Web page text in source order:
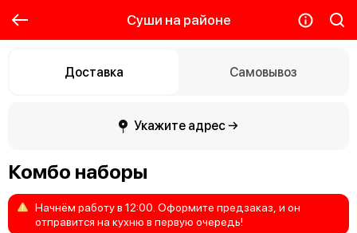
Суши на районе
Доставка Самовывоз
Укажите адрес →
Комбо наборы
Начнём работув 12:00. Оформите предзаказ, и он
отправится на кухню в первую очередь!